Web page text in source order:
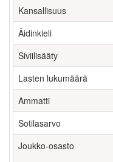
Kansallisuus
Äidinkieli
Siviilisääty
Lasten lukumäärä
Ammatti
Sotilasarvo
Joukko-osasto